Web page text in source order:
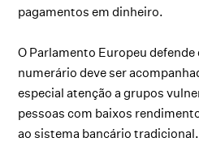
pagamentos em dinheiro.
O Parlamento Europeu
numerário deve ser
especial atenção a grupos
pessoas com baixos
ao sistema bancário tradicional.